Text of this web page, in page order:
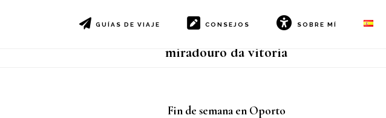
GUÍAS DE VIAJE CONSEJOS SOBRE MÍ
miradouro da vitoria
Fin de semana en Oporto